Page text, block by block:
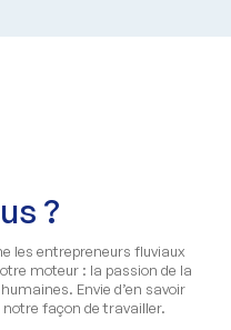
?
les entrepreneurs fluviaux
moteur : la passion de la
Envie d’en savoir
notre façon de travailler.